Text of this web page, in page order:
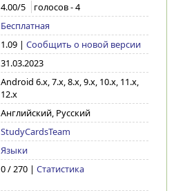
4.00/5 голосов -4
Бесплатная
1.09| Сообщить о новой версии
31.03.2023
Android 6.x, 7.x, 8.x, 9.x, 10.x, 11.x,
12.x
Английский, Русский
StudyCardsTeam
Языки
0 / 270 | Статистика